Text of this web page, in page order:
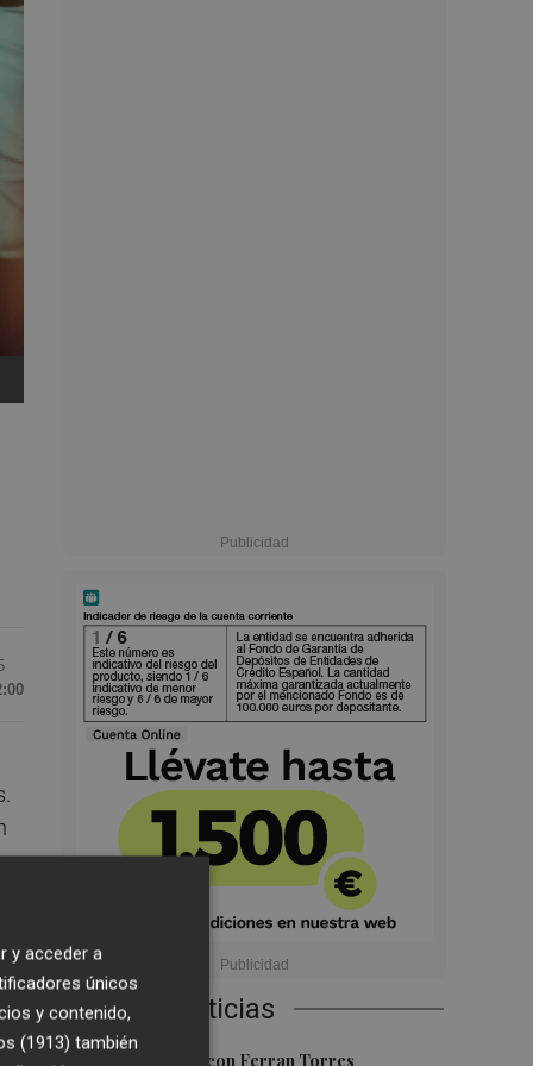
Últimas Noticias
Foios se vuelca con Ferran Torres
y acceder a
únicos
y contenido,
(1913) también